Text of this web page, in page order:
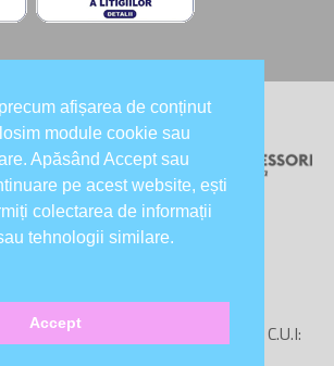
Colaboratori:
2026InsideOutMontessori SRL , C.U.I:
afișarea de conținut
module cookie sau
Apăsând Accept sau
pe acest website, ești
colectarea de informații
tehnologii similare.
Accept